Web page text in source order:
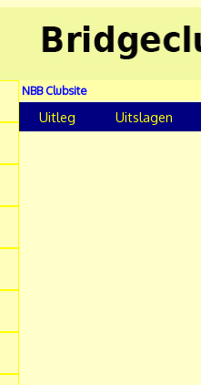
NBB Clubsite
Uitleg Uitslagen